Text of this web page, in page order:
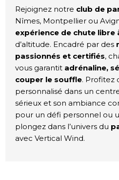
Rejoignez notre club de
Nîmes, Montpellier ou
expérience de chute libre
d’altitude. Encadré par des
passionnés et certifiés,
vous garantit adrénaline,
couper le souffle. Profitez
personnalisé dans un
sérieux et son ambiance
pour un défi personnel ou
plongez dans l’univers du
avec Vertical Wind.